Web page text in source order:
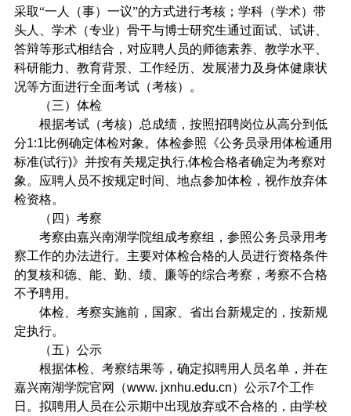
采取“一人（事）一议”的方式进行考核；学科（学术）带
头人、学术（专业）骨干与博士研究生通过面试、试讲、
答辩等形式相结合，对应聘人员的师德素养、教学水平、
科研能力、教育背景、工作经历、发展潜力及身体健康状
况等方面进行全面考试（考核）。
（三）体检
根据考试（考核）总成绩，按照招聘岗位从高分到低
分1:1比例确定体检对象。体检参照《公务员录用体检通用
标准(试行)》并按有关规定执行,体检合格者确定为考察对
象。应聘人员不按规定时间、地点参加体检，视作放弃体
检资格。
（四）考察
考察由嘉兴南湖学院组成考察组，参照公务员录用考
察工作的办法进行。主要对体检合格的人员进行资格条件
的复核和德、能、勤、绩、廉等的综合考察，考察不合格
不予聘用。
体检、考察实施前，国家、省出台新规定的，按新规
定执行。
（五）公示
根据体检、考察结果等，确定拟聘用人员名单，并在
嘉兴南湖学院官网（www. jxnhu.edu.cn）公示7个工作
日。拟聘用人员在公示期中出现放弃或不合格的，由学校